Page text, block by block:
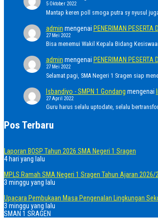
5 Oktober 2022
Mantap keren poll smoga putra sy nyusul
admin mengenai PENERIMAN
27 Mei 2022
Bisa menemui Wakil Kepala Bidang
admin mengenai PENERIMAN
27 Mei 2022
Selamat pagi, SMA Negeri 1 Sragen siap
Isbandiyo - SMPN 1 Gondang mengenai
27 April 2022
Guru harus selalu uptodate, selalu
Pos Terbaru
Laporan BOSP Tahun 2026 SMA Negeri 1 Sragen
4 hari yang lalu
MPLS Ramah SMA Negeri 1 Sragen Tahun Ajaran
3 minggu yang lalu
Upacara Pembukaan Masa Pengenalan Lingkungan
3 minggu yang lalu
SMAN 1 SRAGEN